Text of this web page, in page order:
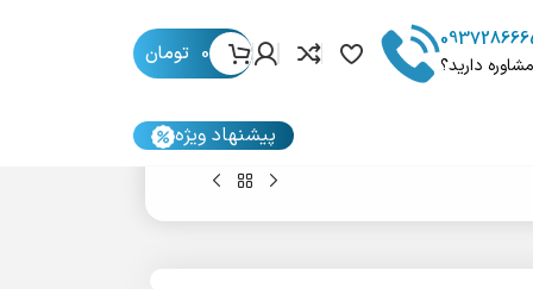
دارید؟
0 تومان
پیشنهاد ویژه